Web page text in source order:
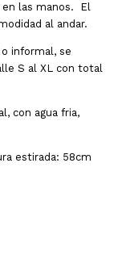
en las manos. El
al andar.
informal, se
S al XL con total
con agua fria,
estirada: 58cm